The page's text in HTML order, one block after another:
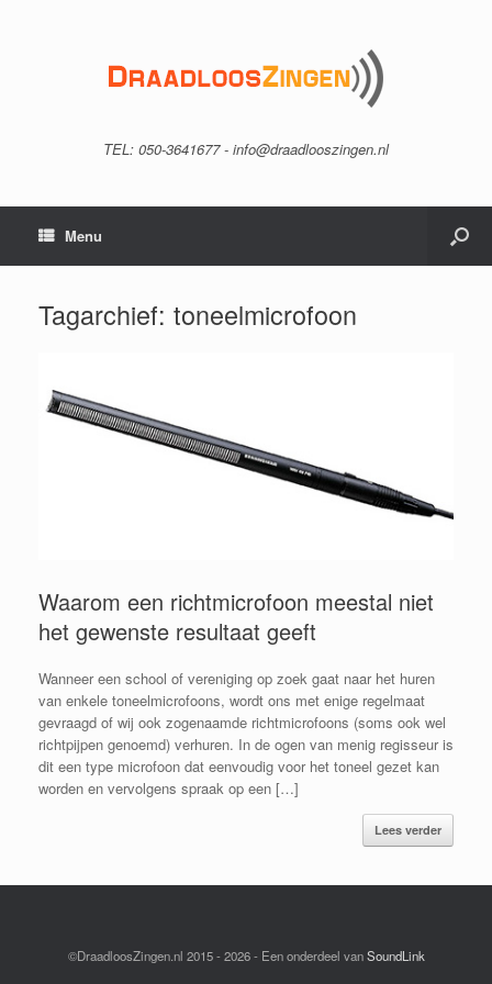
TEL: 050-3641677 - info@draadlooszingen.nl
Menu
Tagarchief: toneelmicrofoon
Waarom een richtmicrofoon meestal niet
het gewenste resultaat geeft
Wanneer een school of vereniging op zoek gaat naar het huren
van enkele toneelmicrofoons, wordt ons met enige regelmaat
gevraagd of wij ook zogenaamde richtmicrofoons (soms ook wel
richtpijpen genoemd) verhuren. In de ogen van menig regisseur is
dit een type microfoon dat eenvoudig voor het toneel gezet kan
worden en vervolgens spraak op een […]
Lees verder
©DraadloosZingen.nl 2015 - 2026 - Een onderdeel vanSoundLink